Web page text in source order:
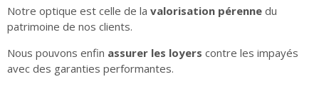
Notre optique est celle de la valorisation pérenne du
patrimoine de nos clients.
Nous pouvons enfin assurer les loyers contre les impayés
avec des garanties performantes.